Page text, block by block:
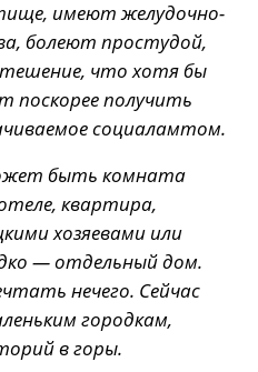
имеют желудочно-
болеют простудой,
что хотя бы
поскорее получить
социаламтом.
быть комната
квартира,
хозяевами или
— отдельный дом.
нечего. Сейчас
городкам,
в горы.